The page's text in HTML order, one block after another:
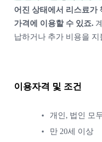
어진 상태에서 리스료가
가격에 이용할 수 있죠.
납하거나 추가 비용을
이용자격 및 조건
개인, 법인 모
만 20세 이상